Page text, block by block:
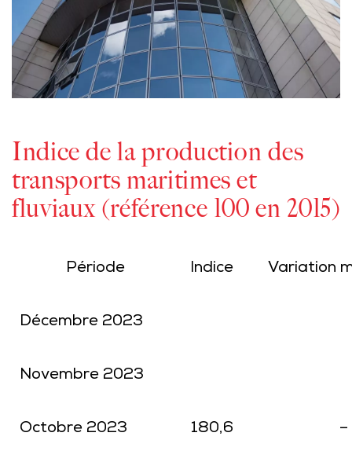
Indice de la production des
transports maritimes et
fluviaux (référence 100 en 2015)
Période Indice Variation
Décembre 2023
Novembre 2023
Octobre 2023 180,6 –